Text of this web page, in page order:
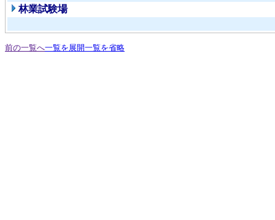
林業試験場
前の一覧へ一覧を展開一覧を省略